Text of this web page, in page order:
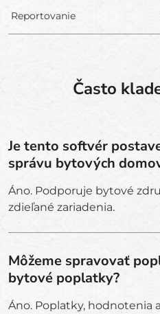
Reportovanie
Často
Je tento softvér
správu bytových
Áno. Podporuje bytové
zdieľané zariadenia.
Môžeme spravovať
bytové poplatky?
Áno. Poplatky, hodnotenia